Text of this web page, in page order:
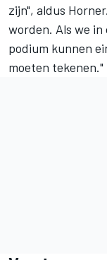
zijn", aldus
worden. Als we
podium kunnen
moeten tekenen."